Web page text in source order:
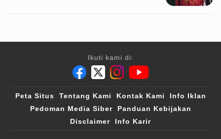
Ikuti kami di:
Peta Situs Tentang Kami Kontak Kami
Info Iklan
Pedoman Media Siber
Panduan Kebijakan
Disclaimer
Info Karir